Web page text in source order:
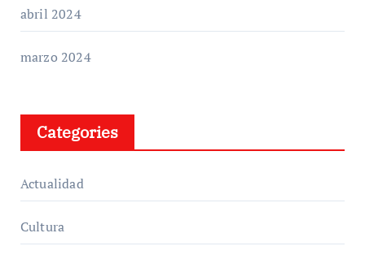
abril 2024
marzo 2024
Categories
Actualidad
Cultura